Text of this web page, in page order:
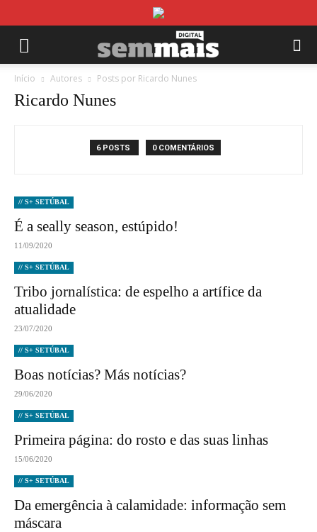
Início Autores Posts por Ricardo Nunes
Ricardo Nunes
6 POSTS 0 COMENTÁRIOS
// S+ SETÚBAL
É a seally season, estúpido!
11/09/2020
// S+ SETÚBAL
Tribo jornalística: de espelho a artífice da
atualidade
23/07/2020
// S+ SETÚBAL
Boas notícias? Más notícias?
29/06/2020
// S+ SETÚBAL
Primeira página: do rosto e das suas linhas
15/06/2020
// S+ SETÚBAL
Da emergência à calamidade: informação sem
máscara